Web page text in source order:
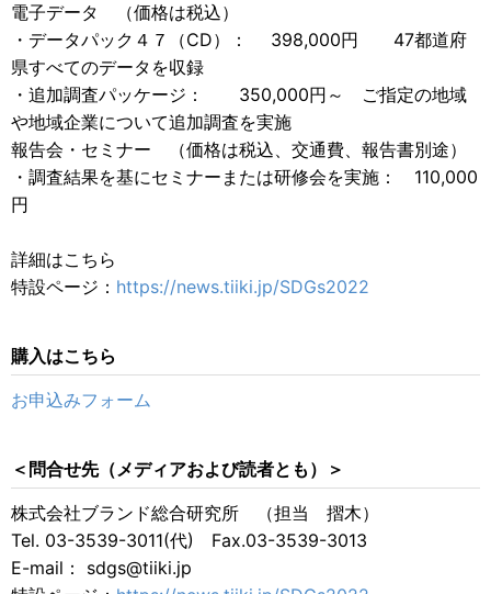
電子データ （価格は税込）
・データパック４７（CD）： 398,000円 47都道府
県すべてのデータを収録
・追加調査パッケージ： 350,000円～ ご指定の地域
や地域企業について追加調査を実施
報告会・セミナー （価格は税込、交通費、報告書別途）
・調査結果を基にセミナーまたは研修会を実施： 110,000
円
詳細はこちら
特設ページ： https://news.tiiki.jp/SDGs2022
購入はこちら
お申込みフォーム
＜問合せ先（メディアおよび読者とも）＞
株式会社ブランド総合研究所 （担当 摺木）
Tel. 03-3539-3011(代) Fax.03-3539-3013
E-mail： sdgs@tiiki.jp